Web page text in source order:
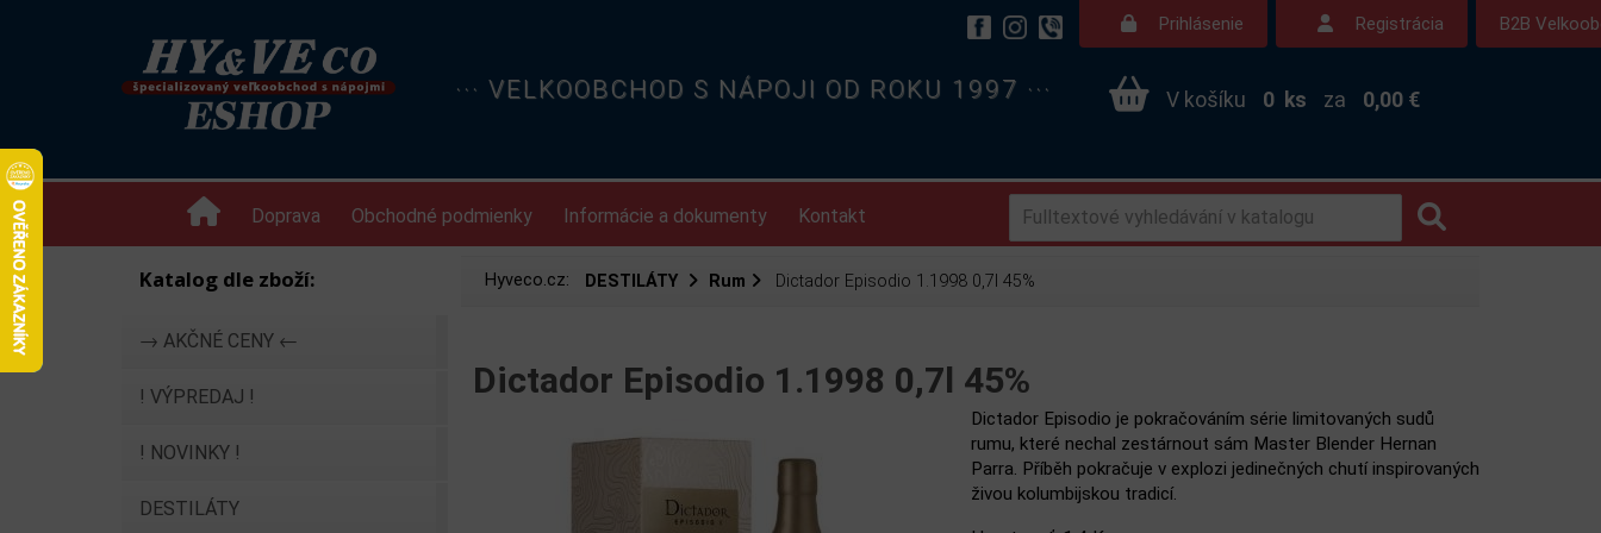
Prihlásenie Registrácia B2B
··· VELKOOBCHOD S NÁPOJI OD ROKU 1997 ··· V košíku 0 ks za 0,00 €
Doprava Obchodné podmienky Informácie a dokumenty Kontakt
Katalog dle zboží:
→ AKČNÉ CENY ←
! VÝPREDAJ !
! NOVINKY !
DESTILÁTY
Hyveco.cz: DESTILÁTY Rum Dictador Episodio 1.1998 0,7l 45%
Dictador Episodio 1.1998 0,7l 45%
Dictador Episodio je pokračováním série limitovaných sudů
rumu, které nechal zestárnout sám Master Blender Hernan
Parra. Příběh pokračuje v explozi jedinečných chutí inspirovaných
živou kolumbijskou tradicí.